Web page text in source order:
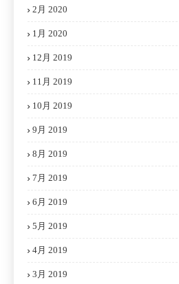
2月 2020
1月 2020
12月 2019
11月 2019
10月 2019
9月 2019
8月 2019
7月 2019
6月 2019
5月 2019
4月 2019
3月 2019